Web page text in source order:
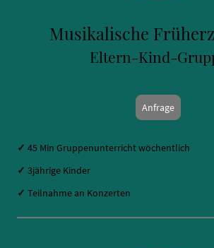
Musikalische
Eltern-Kind-
Anfrage
✓ 45 Min Gruppenunterricht wöchentlich
✓ 3jährige Kinder
✓ Teilnahme an Konzerten